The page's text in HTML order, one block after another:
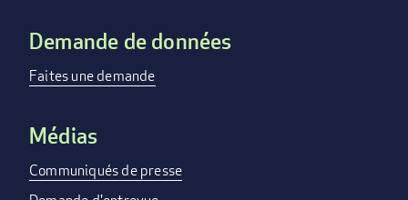
Demande de données
Faites une demande
Médias
Communiqués de presse